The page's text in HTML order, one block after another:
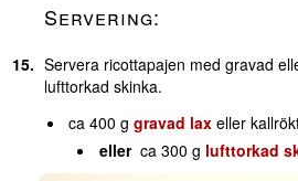
Servering:
Servera ricottapajen med gravad
lufttorkad skinka.
ca 400 ggravad lax eller
ellerca 300 g lufttorkad